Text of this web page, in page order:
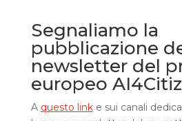
Segnaliamo la
pubblicazione
newsletter del
europeo
A questo linke sui canali